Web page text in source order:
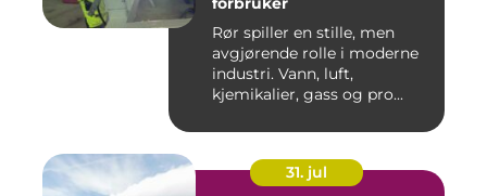
Rør spiller en stille, men
avgjørende rolle i moderne
industri. Vann, luft,
kjemikalier, gass og pro...
31. jul